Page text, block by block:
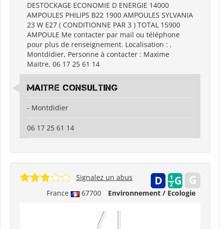
DESTOCKAGE ECONOMIE D ENERGIE 14000
AMPOULES PHILIPS B22 1900 AMPOULES SYLVANIA
23 W E27 ( CONDITIONNE PAR 3 ) TOTAL 15900
AMPOULE Me contacter par mail ou téléphone
pour plus de renseignement. Localisation : ,
Montdidier, Personne à contacter : Maxime
Maitre, 06 17 25 61 14
Maitre consulting
- Montdidier
06 17 25 61 14
France 67700 Environnement / Ecologie
Signalez un abus